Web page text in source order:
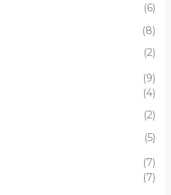
(6)
(8)
(2)
(9)
(4)
(2)
(5)
(7)
(7)